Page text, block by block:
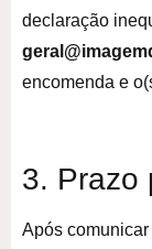
declaração
encomenda e
3. Prazo
Após